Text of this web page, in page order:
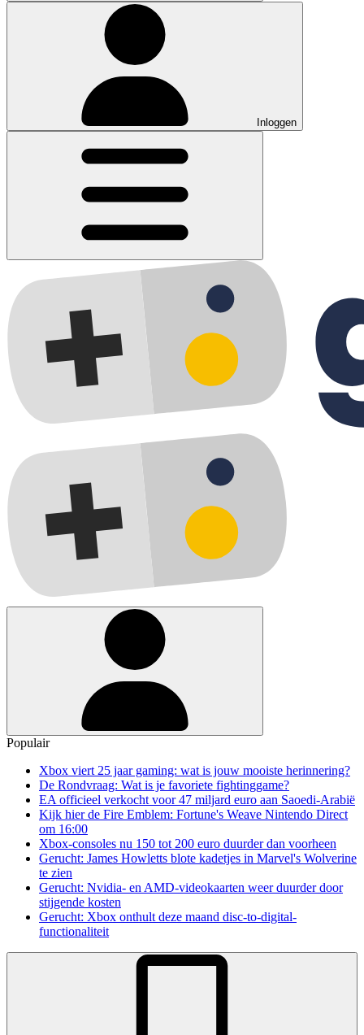
Inloggen
Populair
Xbox viert 25 jaar gaming: wat is jouw mooiste herinnering?
De Rondvraag: Wat is je favoriete fightinggame?
EA officieel verkocht voor 47 miljard euro aan Saoedi-Arabië
Kijk hier de Fire Emblem: Fortune's Weave Nintendo Direct
om 16:00
Xbox-consoles nu 150 tot 200 euro duurder dan voorheen
Gerucht: James Howletts blote kadetjes in Marvel's Wolverine
te zien
Gerucht: Nvidia- en AMD-videokaarten weer duurder door
stijgende kosten
Gerucht: Xbox onthult deze maand disc-to-digital-
functionaliteit